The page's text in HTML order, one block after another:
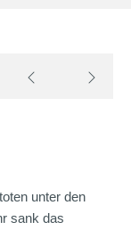
unter den
sank das